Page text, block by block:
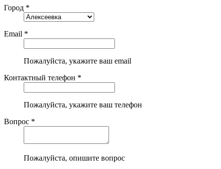
Город *
Email *
Пожалуйста, укажите ваш email
Контактный телефон *
Пожалуйста, укажите ваш телефон
Вопрос *
Пожалуйста, опишите вопрос